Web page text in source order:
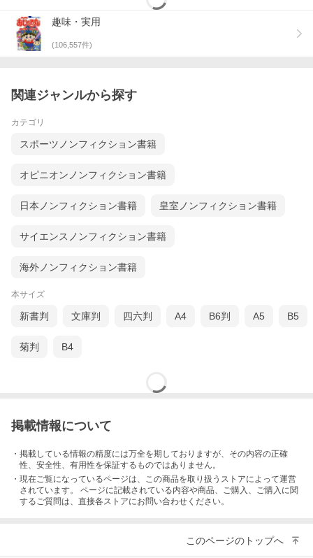
趣味・実用
(106,557件)
関連ジャンルから探す
カテゴリ
スポーツノンフィクション書籍
オピニオンノンフィクション書籍
日本ノンフィクション書籍 皇室ノンフィクション書籍
サイエンスノンフィクション書籍
海外ノンフィクション書籍
本サイズ
新書判 文庫判 四六判 A4 B6判 A5 B5
菊判 B4
掲載情報について
・掲載している情報の精度には万全を期しておりますが、その内容の正確
性、安全性、有用性を保証するものではありません。
・現在ご覧になっているページは、この商品を取り扱うストアによって運営
されています。 ページに記載されている内容や商品、ご購入 、ご購入に関
するご質問は、直接各ストアにお問い合わせください。
このページのトップへ